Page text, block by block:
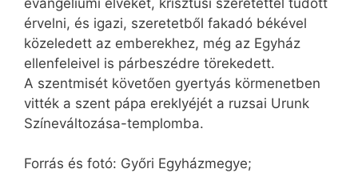
érvelni, és igazi, szeretetből fakadó békével
közeledett az emberekhez, még az Egyház
ellenfeleivel is párbeszédre törekedett.
A szentmisét követően gyertyás körmenetben
vitték a szent pápa ereklyéjét a ruzsai Urunk
Színeváltozása-templomba.
Forrás és fotó: Győri Egyházmegye;